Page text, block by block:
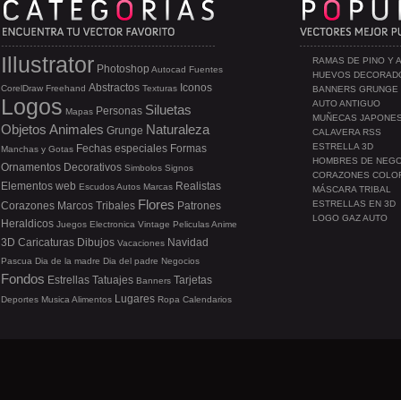
RAMAS DE PINO Y
HUEVOS
BANNERS GRUNGE
AUTO ANTIGUO
MUÑECAS
CALAVERA RSS
ESTRELLA 3D
HOMBRES DE
CORAZONES
MÁSCARA TRIBAL
ESTRELLAS EN 3D
LOGO GAZ AUTO
Illustrator Photoshop Autocad Fuentes
CorelDraw Freehand Abstractos Texturas Iconos
Logos Mapas Personas Siluetas
Objetos Animales Grunge Naturaleza
Manchas y Gotas Fechas especiales Formas
Ornamentos Decorativos Simbolos Signos
Elementos web EscudosAutos Marcas Realistas
Corazones Marcos Tribales Flores Patrones
Heraldicos Juegos Electronica Vintage PeliculasAnime
3D Caricaturas Dibujos Vacaciones Navidad
Pascua Dia de la madre Dia del padre Negocios
Fondos Estrellas Tatuajes Banners Tarjetas
Deportes Musica Alimentos Lugares Ropa Calendarios